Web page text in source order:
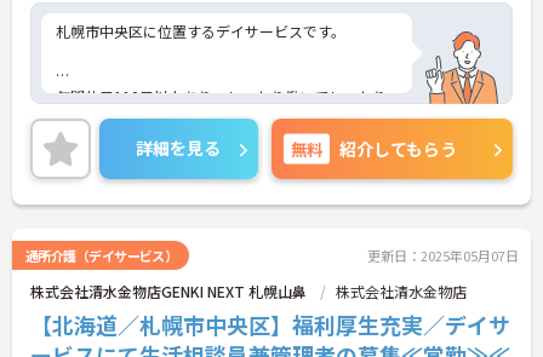
札幌市中央区に位置するデイサービスです。
年間休日110日以上あり、しっかり働いてしっかり
休める、社員にとって理想の働き方を実現できま
す。
日勤のみ、残業も少なめです！
ご興味をお持ちの方はお気軽にお問い合わせくださ
い。
詳細を見る 無料 紹介してもらう
通所介護（デイサービス） 更新日：2025年05月07日
株式会社清水金物店GENKI NEXT 札幌山鼻 株式会社清水金物店
【北海道／札幌市中央区】福利厚生充実／デイサ